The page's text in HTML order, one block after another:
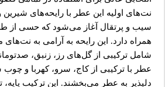
نت‌های اولیه این عطر با رایحه‌های شیرین
سیب و پرتقال آغاز می‌شود که حسی از
همراه دارد. این رایحه به آرامی به
شامل ترکیبی از گل‌های رز، زنبق،
عطر با ترکیبی از کاج، سرو، کهربا و
دلپذیر به عطر می‌بخشند. این ترکیب پایه،